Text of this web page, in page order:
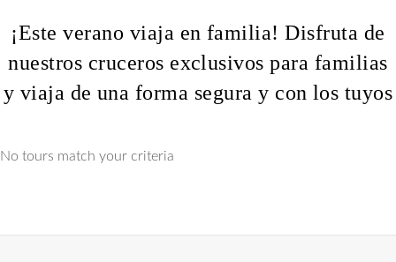
¡Este verano viaja en familia! Disfruta de
nuestros cruceros exclusivos para familias
y viaja de una forma segura y con los tuyos
No tours match your criteria